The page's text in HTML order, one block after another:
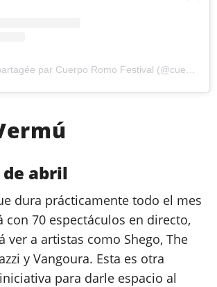
de abril
dura prácticamente todo el mes
con 70 espectáculos en directo,
ver a artistas como Shego, The
y Vangoura. Esta es otra
para darle espacio al